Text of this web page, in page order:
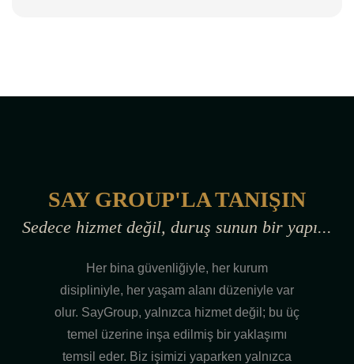
SAY GROUP'LA TANIŞIN
Sedece hizmet değil, duruş sunun bir yapı...
Her bina güvenliğiyle, her kurum
disipliniyle, her yaşam alanı düzeniyle var
olur. SayGroup, yalnızca hizmet değil; bu üç
temel üzerine inşa edilmiş bir yaklaşımı
temsil eder. Biz işimizi yaparken yalnızca